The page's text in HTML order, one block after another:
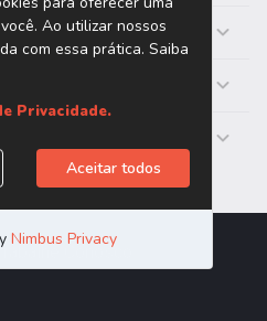
Trabalhe Conosco